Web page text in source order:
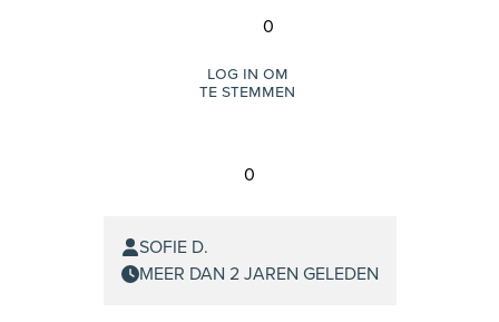
0
Log in om
te stemmen
0
SOFIE D.
MEER DAN 2 JAREN GELEDEN